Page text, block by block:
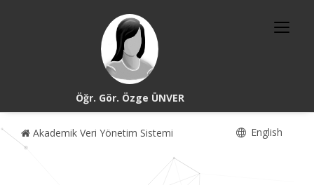
Öğr. Gör. Özge ÜNVER
Akademik Veri Yönetim Sistemi English